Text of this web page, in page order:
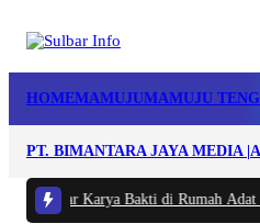
HOMEMAMUJUMAMUJU
PT. BIMANTARA JAYA MEDIA |
Gelar Karya Bakti di Rumah Adat